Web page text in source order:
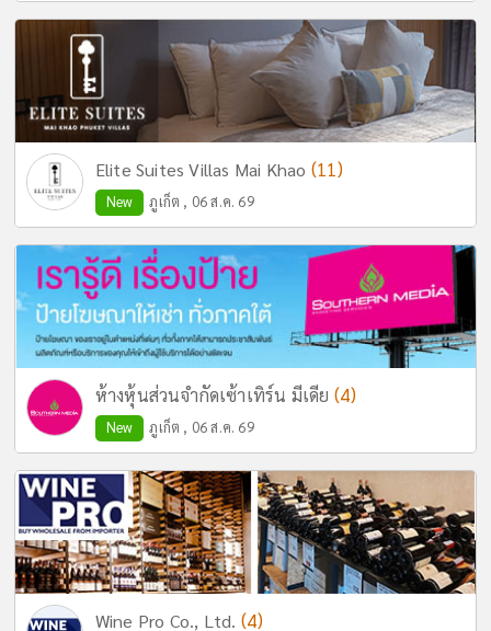
Elite Suites Villas Mai Khao (11)
New ภูเก็ต , 06 ส.ค. 69
ห้างหุ้นส่วนจำกัดเซ้าเทิร์น มีเดีย (4)
New ภูเก็ต , 06 ส.ค. 69
Wine Pro Co., Ltd. (4)